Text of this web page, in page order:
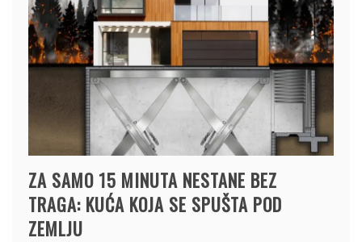
ZA SAMO 15 MINUTA NESTANE BEZ
TRAGA: KUĆA KOJA SE SPUŠTA POD
ZEMLJU